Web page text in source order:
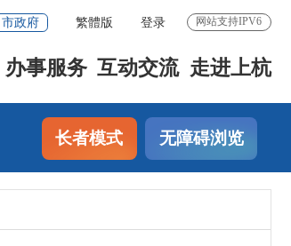
市政府 繁體版 登录 网站支持IPV6
办事服务 互动交流 走进上杭
长者模式 无障碍浏览